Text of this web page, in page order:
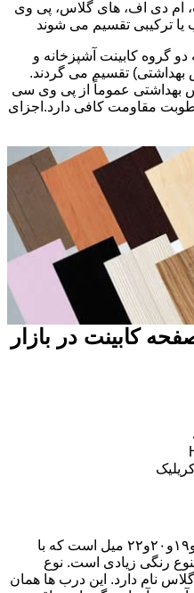
ام دی اف، های گلاس، پی وی
ترکیبی تقسیم می شوند
دو گروه کابینت آشپزخانه و
تقسیم می گردند.
بهداشتی عموماً از پی وی سی
مقاومت کافی دارد.اجزای
کابینت در بازار
ضخامت این درب ها ۱۶ میل و ۱۸ و١٩و٢٠و٢٢ میل است که با
دارای ۶ تیپ و تنوع رنگی زیادی است. نوع
نام دارد. این درب ها همان